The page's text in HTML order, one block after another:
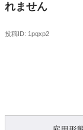
れません
投稿ID: 1pqxp2